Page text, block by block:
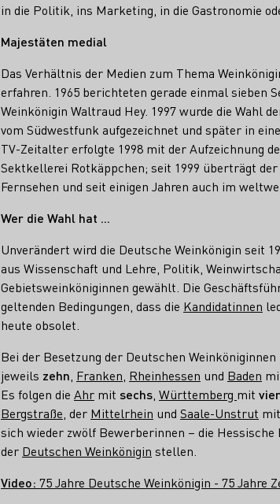
in die Politik, ins Marketing, in die Gastronomie
Majestäten medial
Das Verhältnis der Medien zum Thema
erfahren. 1965 berichteten gerade einmal sieben
Weinkönigin Waltraud Hey. 1997 wurde die Wahl
vom Südwestfunk aufgezeichnet und später in
TV-Zeitalter erfolgte 1998 mit der Aufzeichnung
Sektkellerei Rotkäppchen; seit 1999 überträgt der
Fernsehen und seit einigen Jahren auch im
Wer die Wahl hat ...
Unverändert wird die Deutsche Weinkönigin seit
aus Wissenschaft und Lehre, Politik,
Gebietsweinköniginnen gewählt. Die
geltenden Bedingungen, dass die Kandidatinnen
heute obsolet.
Bei der Besetzung der Deutschen Weinköniginnen
jeweils zehn Franken Rheinhessen und Baden
Es folgen die Ahr mit sechs Württemberg mit vier
Bergstraße , der Mittelrhein und Saale-Unstrut
sich wieder zwölf Bewerberinnen – die
der Deutschen Weinkönigin stellen.
Video: 75 Jahre Deutsche Weinkönigin - 75 Jahre